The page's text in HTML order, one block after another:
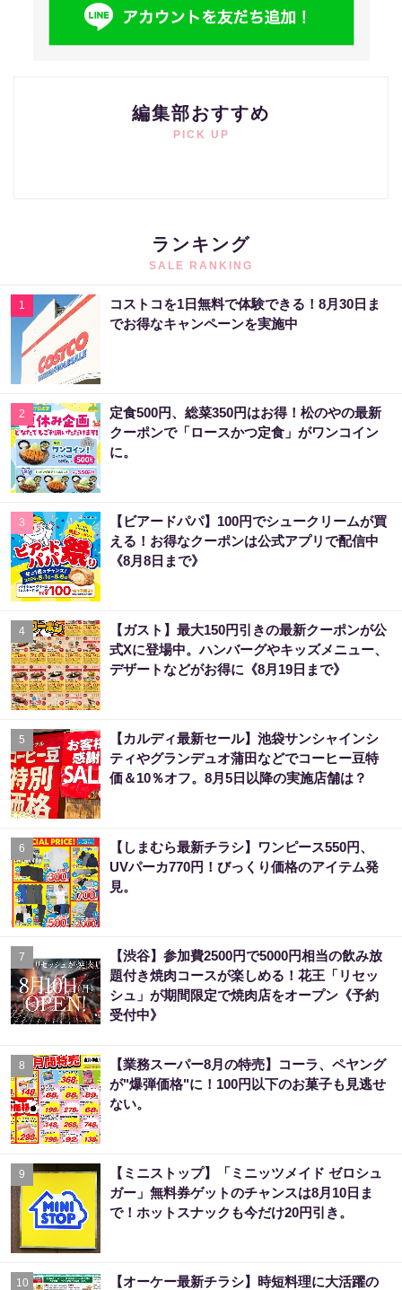
編集部おすすめ
PICK UP
ランキング
SALE RANKING
1
コストコを1日無料で体験できる！8月30日ま
でお得なキャンペーンを実施中
2
定食500円、総菜350円はお得！松のやの最新
クーポンで「ロースかつ定食」がワンコイン
に。
3
【ビアードパパ】100円でシュークリームが買
える！お得なクーポンは公式アプリで配信中
《8月8日まで》
4
【ガスト】最大150円引きの最新クーポンが公
式Xに登場中。ハンバーグやキッズメニュー、
デザートなどがお得に《8月19日まで》
5
【カルディ最新セール】池袋サンシャインシ
ティやグランデュオ蒲田などでコーヒー豆特
価＆10％オフ。8月5日以降の実施店舗は？
6
【しまむら最新チラシ】ワンピース550円、
UVパーカ770円！びっくり価格のアイテム発
見。
7
【渋谷】参加費2500円で5000円相当の飲み放
題付き焼肉コースが楽しめる！花王「リセッ
シュ」が期間限定で焼肉店をオープン《予約
受付中》
8
【業務スーパー8月の特売】コーラ、ペヤング
が"爆弾価格"に！100円以下のお菓子も見逃せ
ない。
9
【ミニストップ】「ミニッツメイド ゼロシュ
ガー」無料券ゲットのチャンスは8月10日ま
で！ホットスナックも今だけ20円引き。
10
【オーケー最新チラシ】時短料理に大活躍の